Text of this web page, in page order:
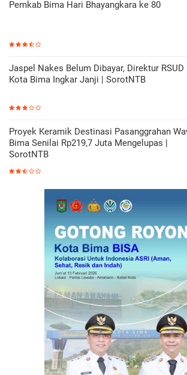
Pemkab Bima Hari Bhayangkara ke 80
Jaspel Nakes Belum Dibayar, Direktur RSUD
Kota Bima Ingkar Janji | SorotNTB
Proyek Keramik Destinasi Pasanggrahan
Bima Senilai Rp219,7 Juta Mengelupas |
SorotNTB